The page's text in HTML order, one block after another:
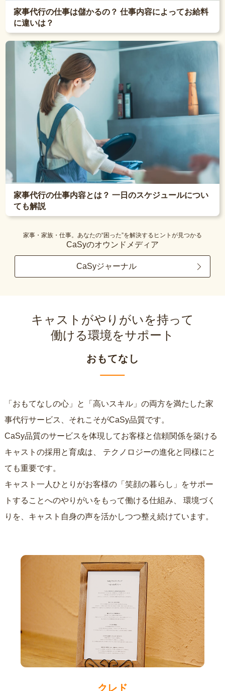
家事代行の仕事は儲かるの？ 仕事内容によってお給料
に違いは？
家事代行の仕事内容とは？ 一日のスケジュールについ
ても解説
家事・家族・仕事。あなたの“困った”を解決するヒントが見つかる
CaSyのオウンドメディア
CaSyジャーナル
キャストがやりがいを持って
働ける環境をサポート
おもてなし
「おもてなしの心」と「高いスキル」の両方を満たした家
事代行サービス、それこそがCaSy品質です。
CaSy品質のサービスを体現してお客様と信頼関係を築ける
キャストの採用と育成は、
ても重要です。
キャスト一人ひとりがお客様の「笑顔の暮らし」をサポー
トすることへのやりがいをもって働ける仕組み、
りを、キャスト自身の声を活かしつつ整え続けています。
クレド